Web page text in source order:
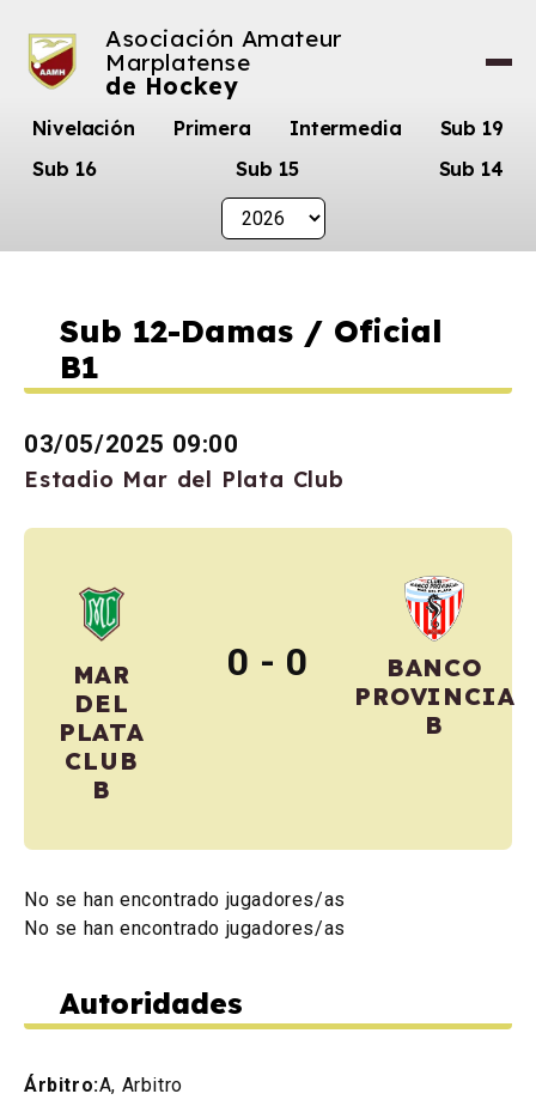
Asociación Amateur
Marplatense
de Hockey
Nivelación Primera Intermedia
Sub 19
Sub 16
Sub 15 Sub 14
Sub 12-Damas / Oficial
B1
03/05/2025 09:00
Estadio Mar del Plata Club
MAR
DEL
PLATA
CLUB
B
0 - 0
BANCO
PROVINCIA
B
No se han encontrado jugadores/as
No se han encontrado jugadores/as
Autoridades
Árbitro:A, Arbitro